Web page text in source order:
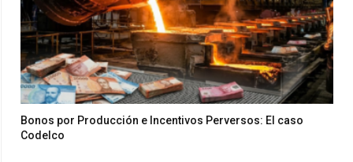
Bonos por Producción e Incentivos Perversos: El caso
Codelco